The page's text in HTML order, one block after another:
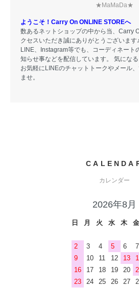
★MaMaDa★
ようこそ！Carry On ONLINE STOREへ
数あるネットショップの中から当、Carry
クセスいただき誠にありがとうございま
LINE、Instagram等でも、コーディネート
知らせ事などを配信しています。 気になる
お気軽にLINEのチャットトークやメール
ませ。
カレンダー
2026年8月
日 月 火 水 木 金
2
3 4 5 6 7
9
10 11 12 13
16
17 18 19 20
23
24 25 26 27